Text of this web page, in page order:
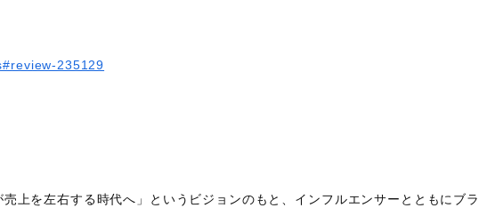
235129
上を左右する時代へ」というビジョンのもと、インフルエンサーとともにブ